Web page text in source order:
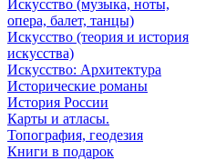
Искусствo (музыка, ноты,
опера, балет, танцы)
Искусствo (теория и история
искусства)
Искусство: Архитектура
Исторические романы
История России
Карты и атласы.
Топография, геодезия
Книги в подарок